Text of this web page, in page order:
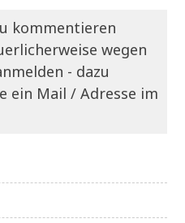
kommentieren
wegen
- dazu
ein Mail / Adresse im